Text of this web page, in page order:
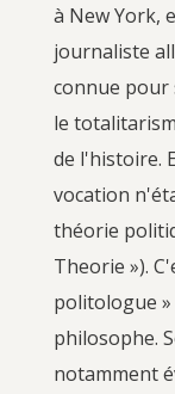
à New York,
journaliste
connue pour
le
de l'histoire.
vocation
théorie
Theorie »).
politologue
philosophe.
notamment